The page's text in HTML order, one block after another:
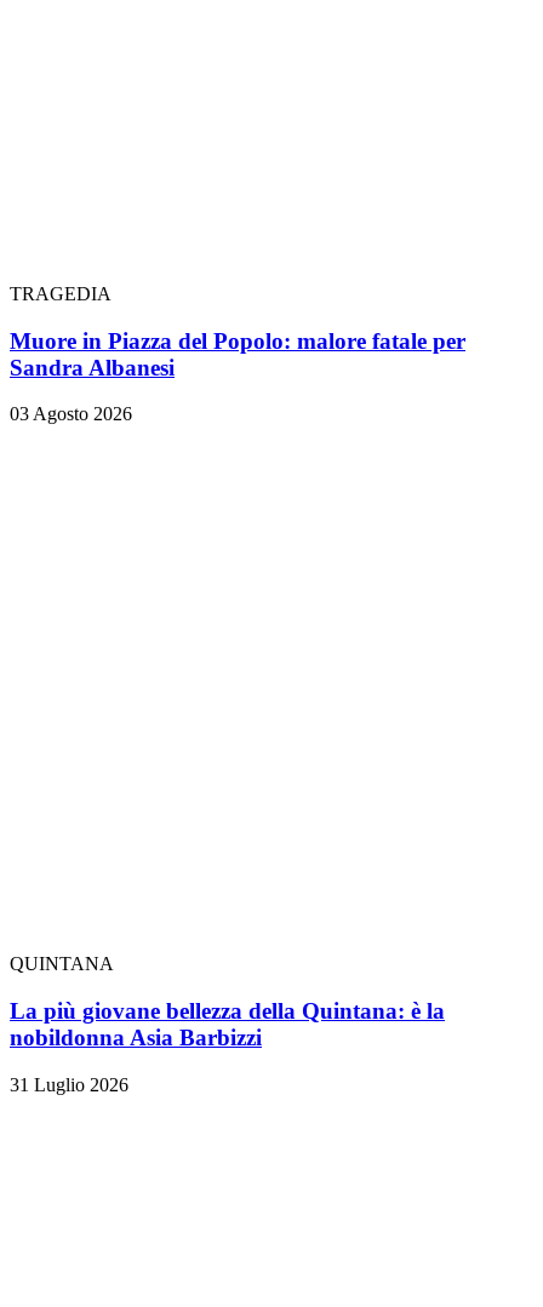
TRAGEDIA
Muore in Piazza del Popolo: malore fatale per
Sandra Albanesi
03 Agosto 2026
QUINTANA
La più giovane bellezza della Quintana: è la
nobildonna Asia Barbizzi
31 Luglio 2026